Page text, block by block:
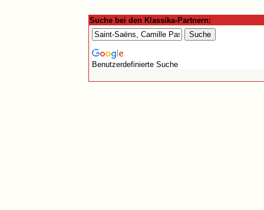
Suche bei den Klassika-Partnern:
Benutzerdefinierte Suche